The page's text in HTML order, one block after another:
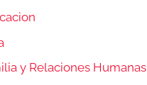
y Relaciones Humanas